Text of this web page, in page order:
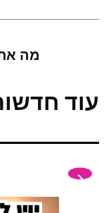
מה
עוד